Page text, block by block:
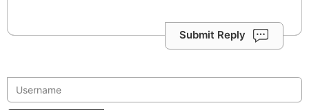
Submit Reply